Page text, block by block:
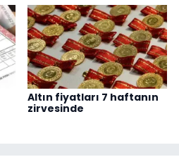
Altın fiyatları 7 haftanın
zirvesinde